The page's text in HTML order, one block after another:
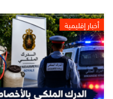
أخبار إقليمية